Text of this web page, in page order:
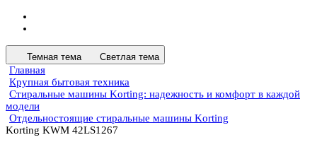
Темная тема Светлая тема
Главная
Крупная бытовая техника
Стиральные машины Korting: надежность и комфорт в каждой
модели
Отдельностоящие стиральные машины Korting
Korting KWM 42LS1267